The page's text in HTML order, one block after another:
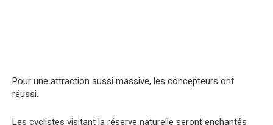
Pour une attraction aussi massive, les concepteurs ont
réussi.
Les cyclistes visitant la réserve naturelle seront enchantés